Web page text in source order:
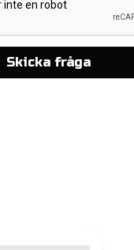
Skicka fråga